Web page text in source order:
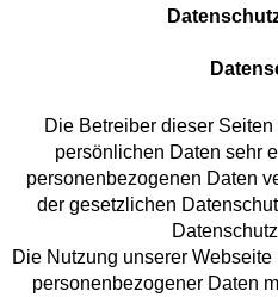
Die Betreiber dieser
persönlichen Daten sehr
personenbezogenen Daten
der gesetzlichen
Die Nutzung unserer
personenbezogener Daten